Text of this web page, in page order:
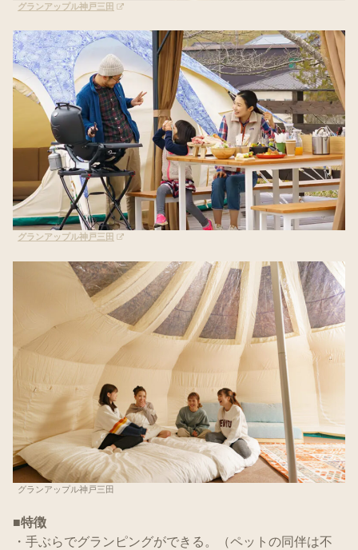
グランアップル神戸三田
グランアップル神戸三田
グランアップル神戸三田
■特徴
・手ぶらでグランピングができる。（ペットの同伴は不